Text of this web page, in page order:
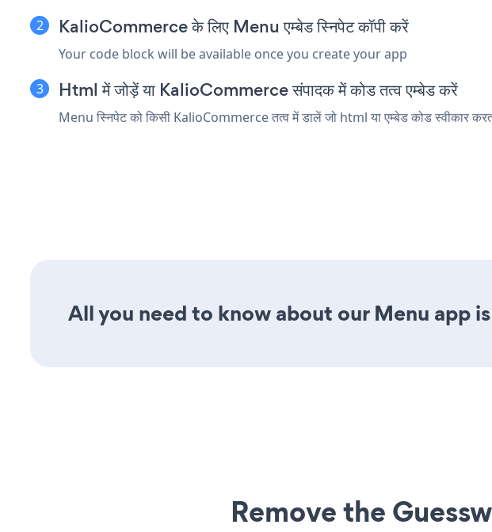
KalioCommerce के लिए Menu एम्बेड स्निपेट कॉपी करें
Your code block will be available once you create your app
Html में जोड़ें या KalioCommerce संपादक में कोड तत्व एम्बेड करें
Menu स्निपेट को किसी KalioCommerce तत्व में डालें जो html या एम्बेड कोड स्वीकार
All you need to know about our Menu app
Remove the